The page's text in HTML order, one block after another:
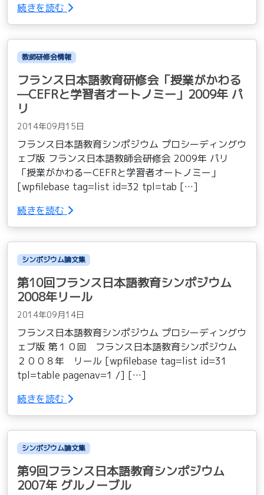
続きを読む
教師研修会情報
フランス日本語教育研修会「授業がかわる
—CEFRと学習者オートノミー」2009年 パ
リ
2014年09月15日
フランス日本語教育シンポジウム プロシーディングウ
ェブ版 フランス日本語教師会研修会 2009年 パリ
「授業がかわるーCEFRと学習者オートノミー」
[wpfilebase tag=list id=32 tpl=tab […]
続きを読む
シンポジウム論文集
第10回フランス日本語教育シンポジウム
2008年リール
2014年09月14日
フランス日本語教育シンポジウム プロシーディングウ
ェブ版 第１０回 フランス日本語教育シンポジウム
２００８年 リール [wpfilebase tag=list id=31
tpl=table pagenav=1 /] […]
続きを読む
シンポジウム論文集
第9回フランス日本語教育シンポジウム
2007年 グルノーブル